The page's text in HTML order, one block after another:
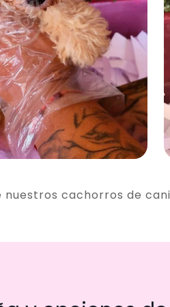
nuestros cachorros de